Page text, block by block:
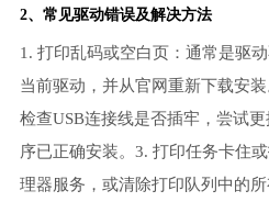
2、常见驱动错误及解决方法
1. 打印乱码或空白页：通常是驱
当前驱动，并从官网重新下载安
检查USB连接线是否插牢，尝试
序已正确安装。3. 打印任务卡住
理器服务，或清除打印队列中的所